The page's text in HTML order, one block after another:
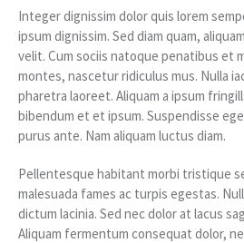
Integer dignissim dolor quis lorem
ipsum dignissim. Sed diam quam,
velit. Cum sociis natoque penatibus et
montes, nascetur ridiculus mus. Nulla
pharetra laoreet. Aliquam a ipsum
bibendum et et ipsum. Suspendisse
purus ante. Nam aliquam luctus diam.
Pellentesque habitant morbi tristique
malesuada fames ac turpis egestas.
dictum lacinia. Sed nec dolor at lacus
Aliquam fermentum consequat dolor,